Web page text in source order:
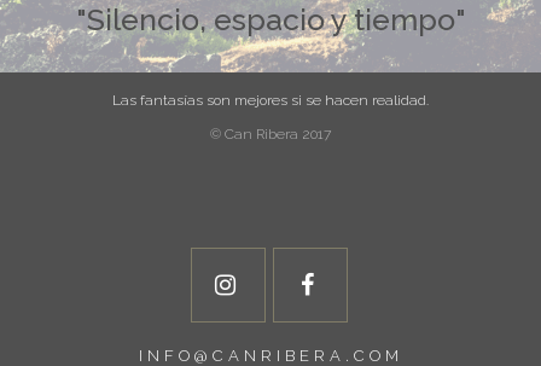
"Silencio, espacio y tiempo"
Las fantasías son mejores si se hacen realidad.
© Can Ribera 2017
INFO@CANRIBERA.COM